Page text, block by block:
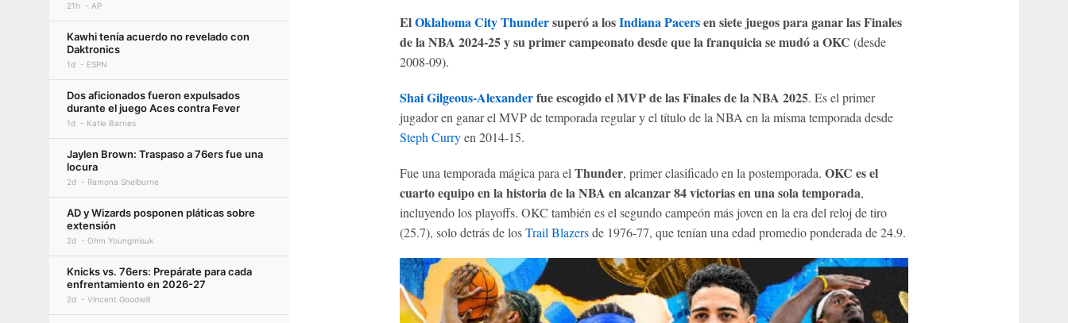
21h AP
Kawhi tenía acuerdo no revelado con
Daktronics
1d ESPN
Dos aficionados fueron expulsados
durante el juego Aces contra Fever
1d Katie Barnes
Jaylen Brown: Traspaso a 76ers fue una
locura
2d Ramona Shelburne
AD y Wizards posponen pláticas sobre
extensión
2d Ohm Youngmisuk
Knicks vs. 76ers: Prepárate para cada
enfrentamiento en 2026-27
2d Vincent Goodwill
ElOklahoma City Thundersuperó a losIndiana Pacersen siete juegos para ganar las Finales
de la NBA 2024-25 y su primer campeonato desde que la franquicia se mudó a OKC (desde
2008-09).
Shai Gilgeous-Alexanderfue escogido el MVP de las Finales de la NBA 2025. Es el primer
jugador en ganar el MVP de temporada regular y el título de la NBA en la misma temporada desde
Steph Curryen 2014-15.
Fue una temporada mágica para el Thunder, primer clasificado en la postemporada. OKC es el
cuarto equipo en la historia de la NBA en alcanzar 84 victorias en una sola temporada,
incluyendo los playoffs. OKC también es el segundo campeón más joven en la era del reloj de tiro
(25.7), solo detrás de losTrail Blazersde 1976-77, que tenían una edad promedio ponderada de 24.9.